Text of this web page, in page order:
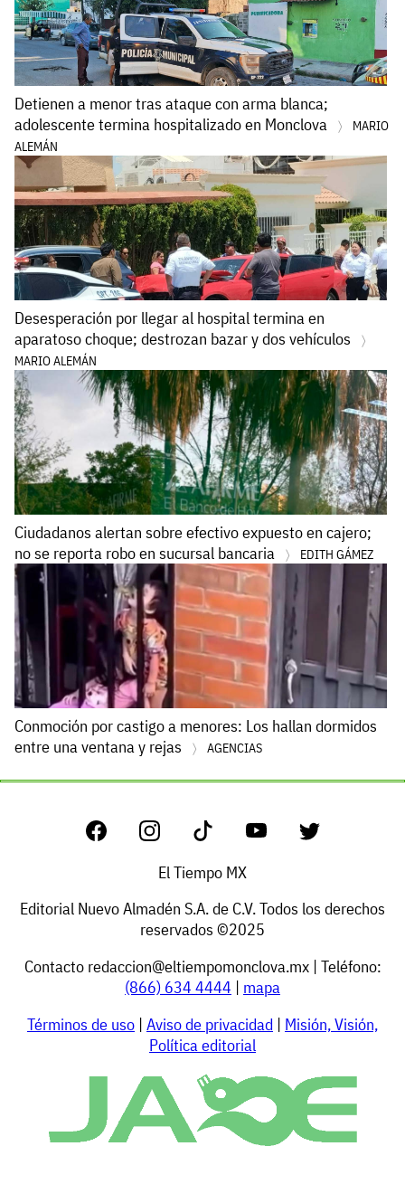
Detienen a menor tras ataque con arma blanca;
adolescente termina hospitalizado en Monclova
MARIO
ALEMÁN
Desesperación por llegar al hospital termina en
aparatoso choque; destrozan bazar y dos vehículos
MARIO ALEMÁN
Ciudadanos alertan sobre efectivo expuesto en cajero;
no se reporta robo en sucursal bancaria
EDITH GÁMEZ
Conmoción por castigo a menores: Los hallan dormidos
entre una ventana y rejas
AGENCIAS
El Tiempo MX
Editorial Nuevo Almadén S.A. de C.V. Todos los derechos
reservados ©2025
Contacto redaccion@eltiempomonclova.mx| Teléfono:
(866) 634 4444 | mapa
Términos de uso | Aviso de privacidad | Misión, Visión,
Política editorial